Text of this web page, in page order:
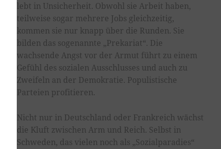
lebt in Unsicherheit. Obwohl sie Arbeit haben,
teilweise sogar mehrere Jobs gleichzeitig,
kommen sie nur knapp über die Runden. Sie
bilden das sogenannte „Prekariat“. Die
wachsende Angst vor der Armut führt zu einem
Gefühl des sozialen Ausschlusses und auch zu
Zweifeln an der Demokratie. Populistische
Parteien profitieren.
Nicht nur in Deutschland oder Frankreich wächst
die Kluft zwischen Arm und Reich. Selbst in
Schweden, das vielen noch als „Sozialparadies“